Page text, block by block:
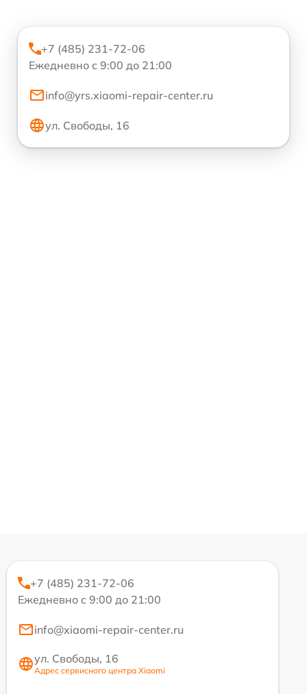
+7 (485) 231-72-06
Ежедневно с 9:00 до 21:00
info@yrs.xiaomi-repair-center.ru
ул. Свободы, 16
+7 (485) 231-72-06
Ежедневно с 9:00 до 21:00
info@xiaomi-repair-center.ru
ул. Свободы, 16
Адрес сервисного центра Xiaomi